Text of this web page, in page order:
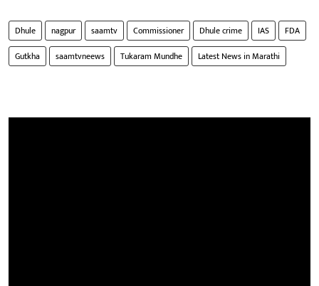
Dhule nagpur saamtv Commissioner Dhule crime IAS
FDA
Gutkha
saamtvneews Tukaram Mundhe Latest News in Marathi